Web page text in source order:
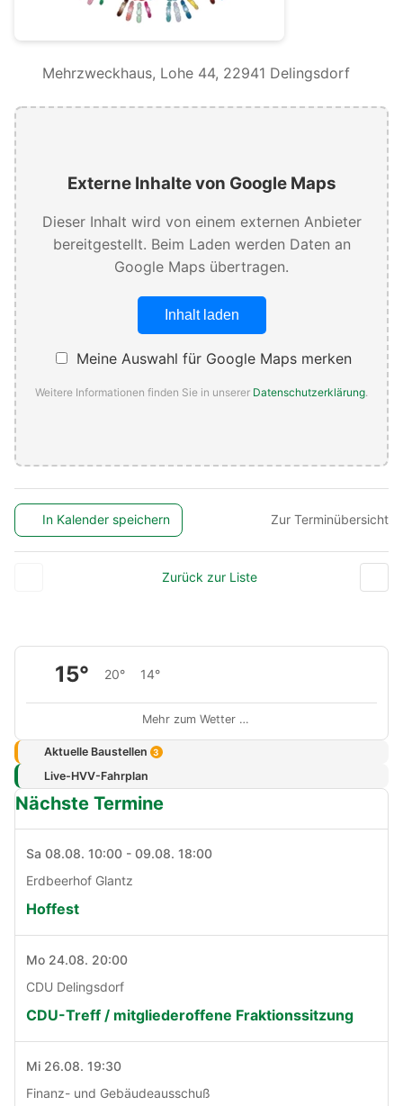
Mehrzweckhaus, Lohe 44, 22941 Delingsdorf
Externe Inhalte von Google Maps
Dieser Inhalt wird von einem externen Anbieter
bereitgestellt. Beim Laden werden Daten an
Google Maps übertragen.
Inhalt laden
Meine Auswahl für Google Maps merken
Weitere Informationen finden Sie in unserer Datenschutzerklärung.
In Kalender speichern Zur Terminübersicht
Zurück zur Liste
15° 20° 14°
Mehr zum Wetter …
Aktuelle Baustellen 3
Live-HVV-Fahrplan
Nächste Termine
Sa 08.08. 10:00 - 09.08. 18:00
Erdbeerhof Glantz
Hoffest
Mo 24.08. 20:00
CDU Delingsdorf
CDU-Treff / mitgliederoffene Fraktionssitzung
Mi 26.08. 19:30
Finanz- und Gebäudeausschuß